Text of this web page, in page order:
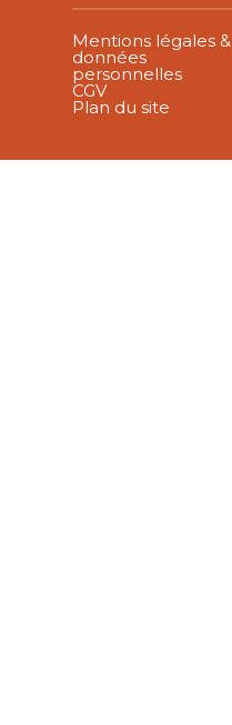
Mentions légales &
données
personnelles
CGV
Plan du site